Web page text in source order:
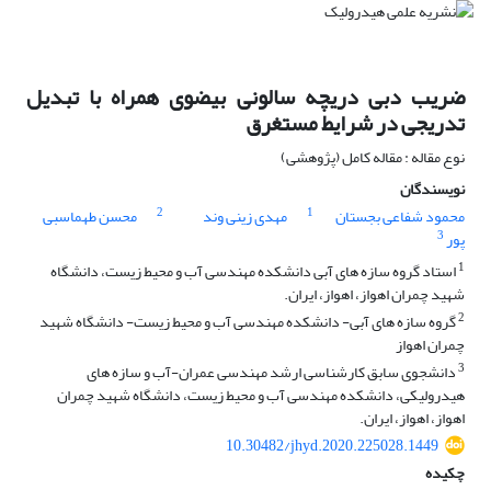
ضریب دبی دریچه سالونی بیضوی همراه با تبدیل
تدریجی در شرایط مستغرق
نوع مقاله : مقاله کامل (پژوهشی)
نویسندگان
محمود شفاعی بجستان
1 مهدی زینی وند 2 محسن طهماسبی
پور3
1استاد گروه سازه های آبی دانشکده مهندسی آب و محیط زیست، دانشگاه
شهید چمران اهواز، اهواز، ایران.
2گروه سازه های آبی- دانشکده مهندسی آب و محیط زیست- دانشگاه شهید
چمران اهواز
3دانشجوی سابق کارشناسی ارشد مهندسی عمران-آب و سازه های
هیدرولیکی، دانشکده مهندسی آب و محیط زیست، دانشگاه شهید چمران
اهواز، اهواز، ایران.
10.30482/jhyd.2020.225028.1449
چکیده